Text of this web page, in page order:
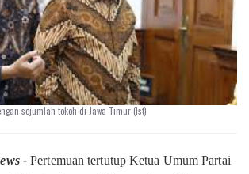
sejumlah tokoh di Jawa Timur (Ist)
-Pertemuan tertutup Ketua Umum Partai